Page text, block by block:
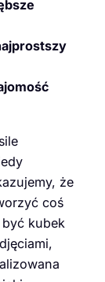
że
coś
kubek